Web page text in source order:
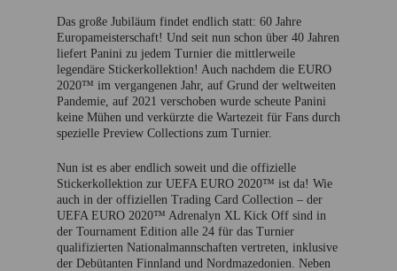
Das große Jubiläum findet endlich statt: 60 Jahre
Europameisterschaft! Und seit nun schon über 40 Jahren
liefert Panini zu jedem Turnier die mittlerweile
legendäre Stickerkollektion! Auch nachdem die EURO
2020™ im vergangenen Jahr, auf Grund der weltweiten
Pandemie, auf 2021 verschoben wurde scheute Panini
keine Mühen und verkürzte die Wartezeit für Fans durch
spezielle Preview Collections zum Turnier.
Nun ist es aber endlich soweit und die offizielle
Stickerkollektion zur UEFA EURO 2020™ ist da! Wie
auch in der offiziellen Trading Card Collection – der
UEFA EURO 2020™ Adrenalyn XL Kick Off sind in
der Tournament Edition alle 24 für das Turnier
qualifizierten Nationalmannschaften vertreten, inklusive
der Debütanten Finnland und Nordmazedonien. Neben